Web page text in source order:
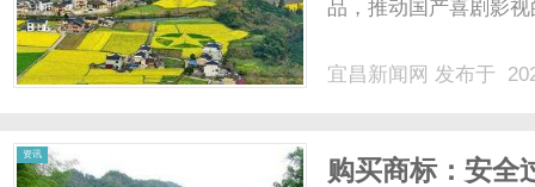
品，推动国产喜剧影
宜昌新闻网 发布于
资讯
购买商标：安全